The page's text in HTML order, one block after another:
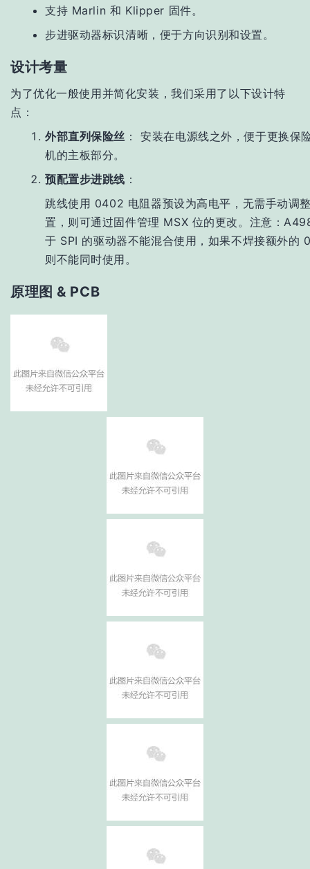
支持 Marlin 和 Klipper 固件。
步进驱动器标识清晰，便于方向识别和设置。
设计考量
为了优化一般使用并简化安装，我们采用了以下设计特
点：
外部直列保险丝 ：
安装在电源线之外，便于更换保
机的主板部分。
预配置步进跳线 ：
跳线使用 0402 电阻器预设为高电平，无需手动调
置，则可通过固件管理 MSX 位的更改。注意：
于 SPI 的驱动器不能混合使用，如果不焊接额外的
则不能同时使用。
原理图 & PCB